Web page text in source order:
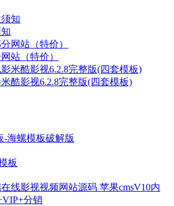
站（特价）
酷影视6.2.8完整版(四套模板)
-海螺模板破解版
板
线影视视频网站源码 苹果cmsV10内
分销